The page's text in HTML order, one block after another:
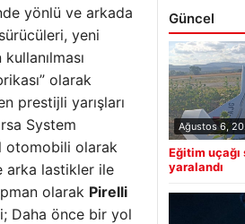
yönlü ve arkada
yeni
olarak
prestijli yarışları
System
otomobili olarak
arka lastikler ile
olarak Pirelli
Daha önce bir yol
Güncel
Ağustos 6,
Eğitim
yaralandı